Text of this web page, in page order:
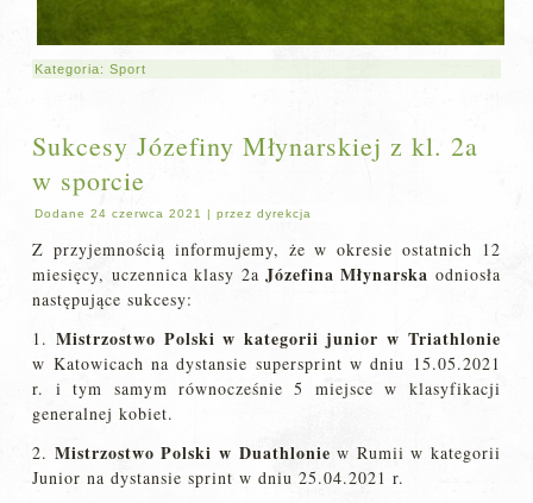
Kategoria:Sport
Sukcesy Józefiny Młynarskiej z kl. 2a
w sporcie
Dodane 24 czerwca 2021 |przez dyrekcja
Z przyjemnością informujemy, że w okresie ostatnich 12
miesięcy, uczennica klasy 2a Józefina Młynarska odniosła
następujące sukcesy:
1.Mistrzostwo Polski w kategorii junior w Triathlonie
w Katowicach na dystansie supersprint w dniu 15.05.2021
r. i tym samym równocześnie 5 miejsce w klasyfikacji
generalnej kobiet.
2. Mistrzostwo Polski w Duathlonie w Rumii w kategorii
Junior na dystansie sprint w dniu 25.04.2021 r.